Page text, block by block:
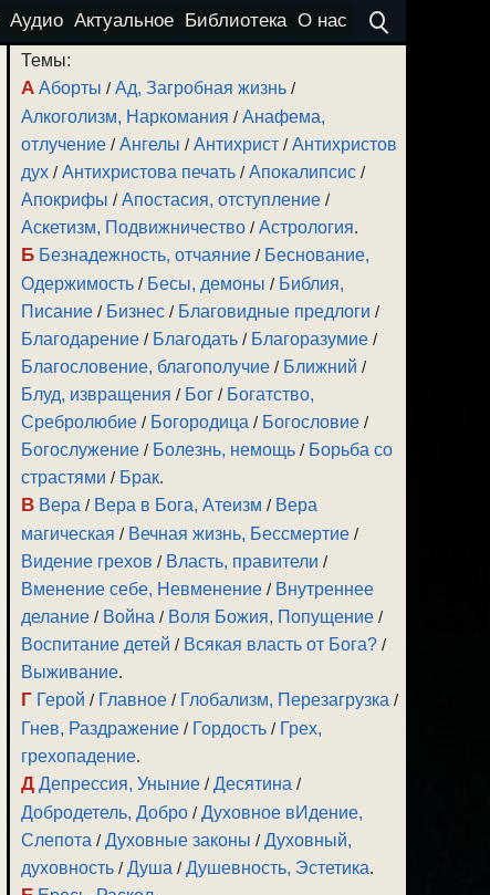
Аудио Актуальное Библиотека О нас
Темы:
А Аборты /Ад, Загробная жизнь /
Алкоголизм, Наркомания /Анафема,
отлучение /Ангелы /Антихрист /Антихристов
дух /Антихристова печать /Апокалипсис /
Апокрифы /Апостасия, отступление /
Аскетизм, Подвижничество /Астрология.
Б Безнадежность, отчаяние / Беснование,
Одержимость / Бесы, демоны / Библия,
Писание / Бизнес / Благовидные предлоги /
Благодарение / Благодать / Благоразумие /
Благословение, благополучие / Ближний /
Блуд, извращения / Бог / Богатство,
Сребролюбие / Богородица / Богословие /
Богослужение / Болезнь, немощь / Борьба со
страстями / Брак.
В Вера / Вера в Бога, Атеизм / Вера
магическая / Вечная жизнь, Бессмертие /
Видение грехов / Власть, правители /
Вменение себе, Невменение / Внутреннее
делание / Война / Воля Божия, Попущение /
Воспитание детей / Всякая власть от Бога? /
Выживание.
Г Герой / Главное / Глобализм, Перезагрузка /
Гнев, Раздражение / Гордость / Грех,
грехопадение.
Д Депрессия, Уныние /Десятина /
Добродетель, Добро /Духовное вИдение,
Слепота /Духовные законы /Духовный,
духовность /Душа /Душевность, Эстетика.